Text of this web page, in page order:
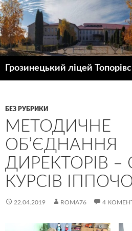
БЕЗ РУБРИКИ
МЕТОДИЧНЕ
ОБ’ЄДНАННЯ
ДИРЕКТОРІВ –
КУРСІВ
22.04.2019 ROMA76 4